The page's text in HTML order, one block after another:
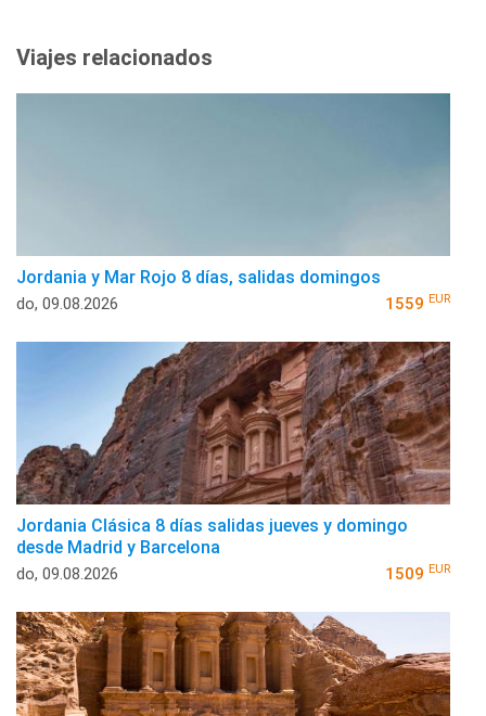
Viajes relacionados
Jordania y Mar Rojo 8 días, salidas domingos
do, 09.08.2026 1559 EUR
Jordania Clásica 8 días salidas jueves y domingo
desde Madrid y Barcelona
do, 09.08.2026 1509 EUR